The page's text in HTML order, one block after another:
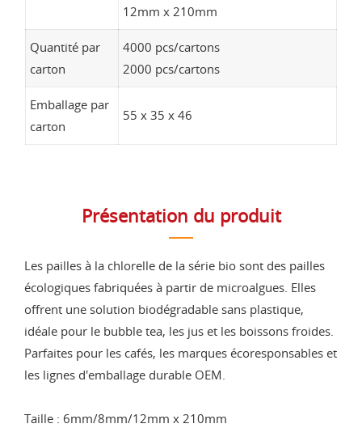
12mm x 210mm
Quantité par
carton
4000 pcs/cartons
2000 pcs/cartons
Emballage par
carton
55 x 35 x 46
Présentation du produit
Les pailles à la chlorelle de la série bio sont des pailles
écologiques fabriquées à partir de microalgues. Elles
offrent une solution biodégradable sans plastique,
idéale pour le bubble tea, les jus et les boissons froides.
Parfaites pour les cafés, les marques écoresponsables et
les lignes d'emballage durable OEM.
Taille : 6mm/8mm/12mm x 210mm